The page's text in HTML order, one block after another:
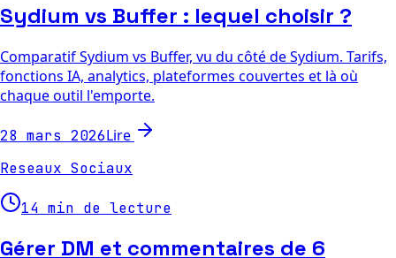
Sydium vs Buffer : lequel choisir ?
Comparatif Sydium vs Buffer, vu du côté de Sydium. Tarifs,
fonctions IA, analytics, plateformes couvertes et là où
chaque outil l'emporte.
28 mars 2026Lire
Reseaux Sociaux
14 min de lecture
Gérer DM et commentaires de 6